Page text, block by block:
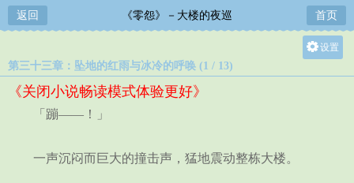
返回 《零怨》－大楼的夜巡 首页
设置
第三十三章：坠地的红雨与冰冷的呼唤 (1 / 13)
《关闭小说畅读模式体验更好》
「蹦——！」
一声沉闷而巨大的撞击声，猛地震动整栋大楼。